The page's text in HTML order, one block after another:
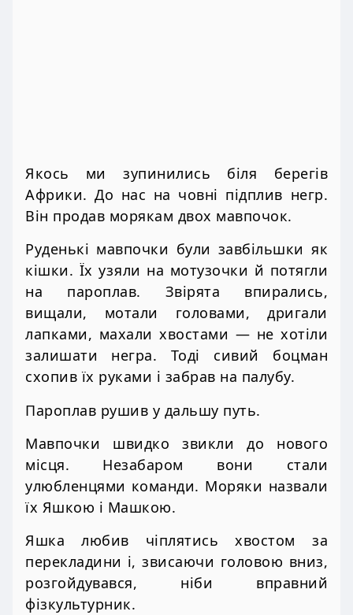
Якось ми зупинились біля берегів
Африки. До нас на човні підплив негр.
Він продав морякам двох мавпочок.
Руденькі мавпочки були завбільшки як
кішки. Їх узяли на мотузочки й потягли
на пароплав. Звірята впирались,
вищали, мотали головами, дригали
лапками, махали хвостами — не хотіли
залишати негра. Тоді сивий боцман
схопив їх руками і забрав на палубу.
Пароплав рушив у дальшу путь.
Мавпочки швидко звикли до нового
місця. Незабаром вони стали
улюбленцями команди. Моряки назвали
їх Яшкою і Машкою.
Яшка любив чіплятись хвостом за
перекладини і, звисаючи головою вниз,
розгойдувався, ніби вправний
фізкультурник.